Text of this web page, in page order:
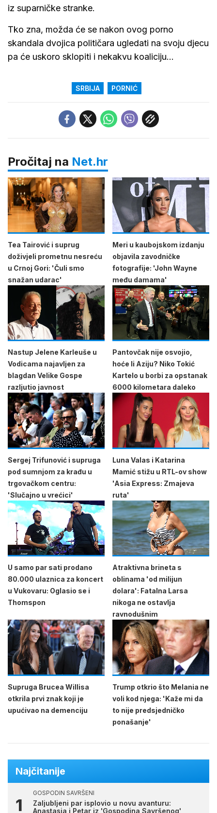
iz suparničke stranke.
Tko zna, možda će se nakon ovog porno
skandala dvojica političara ugledati na svoju djecu
pa će uskoro sklopiti i nekakvu koaliciju...
SRBIJA PORNIĆ
Pročitaj na Net.hr
Tea Tairović i suprug
doživjeli prometnu nesreću
u Crnoj Gori: 'Čuli smo
snažan udarac'
Meri u kaubojskom izdanju
objavila zavodničke
fotografije: 'John Wayne
među damama'
Nastup Jelene Karleuše u
Vodicama najavljen za
blagdan Velike Gospe
razljutio javnost
Pantovčak nije osvojio,
hoće li Aziju? Niko Tokić
Kartelo u borbi za opstanak
6000 kilometara daleko
Sergej Trifunović i supruga
pod sumnjom za krađu u
trgovačkom centru:
'Slučajno u vrećici'
Luna Valas i Katarina
Mamić stižu u RTL-ov show
'Asia Express: Zmajeva
ruta'
U samo par sati prodano
80.000 ulaznica za koncert
u Vukovaru: Oglasio se i
Thomspon
Atraktivna brineta s
oblinama 'od milijun
dolara': Fatalna Larsa
nikoga ne ostavlja
ravnodušnim
Supruga Brucea Willisa
otkrila prvi znak koji je
upućivao na demenciju
Trump otkrio što Melania ne
voli kod njega: 'Kaže mi da
to nije predsjedničko
ponašanje'
Najčitanije
GOSPODIN SAVRŠENI
Zaljubljeni par isplovio u novu avanturu:
Anastasia i Petar iz 'Gospodina Savršenog'